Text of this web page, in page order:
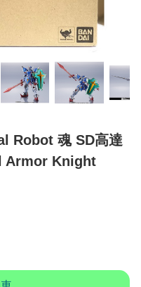
Robot 魂 SD高達
Armor Knight